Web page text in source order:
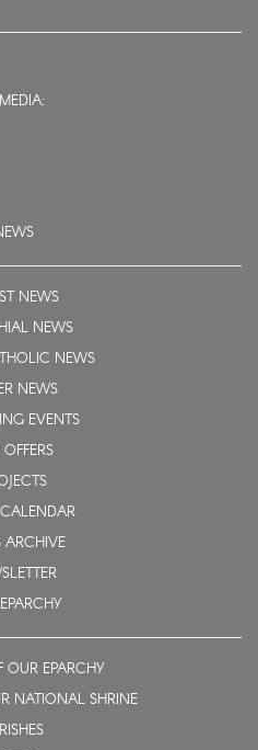
NEWS
NEWS
NEWS
NEWS
EVENTS
ARCHIVE
OUR EPARCHY
NATIONAL SHRINE